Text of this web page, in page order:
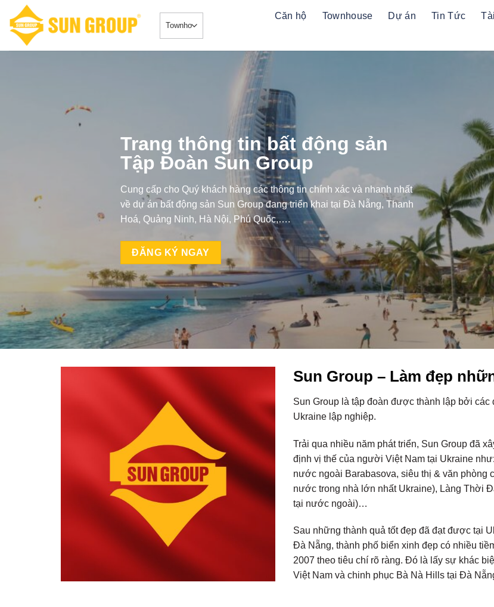
content
Căn hộ Townhouse Dự án Tin Tức
Trang thông tin bất động sản
Tập Đoàn Sun Group
Cung cấp cho Quý khách hàng các thông tin chính xác và nhanh nhất
về dự án bất động sản Sun Group đang triển khai tại Đà Nẵng, Thanh
Hoá, Quảng Ninh, Hà Nội, Phú Quốc,….
ĐĂNG KÝ NGAY
Sun Group – Làm đẹp
Sun Group là tập đoàn được thành lập bởi
Ukraine lập nghiệp.
Trải qua nhiều năm phát triển, Sun Group đã
định vị thế của người Việt Nam tại Ukraine
nước ngoài Barabasova, siêu thị & văn phòng
nước trong nhà lớn nhất Ukraine), Làng Thời
tại nước ngoài)…
Sau những thành quả tốt đẹp đã đạt được tại
Đà Nẵng, thành phố biển xinh đẹp có nhiều
2007 theo tiêu chí rõ ràng. Đó là lấy sự khác
Việt Nam và chinh phục Bà Nà Hills tại Đà